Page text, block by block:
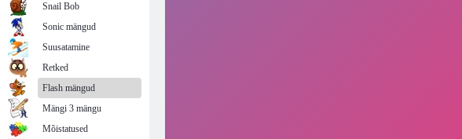
Snail Bob
Sonic mängud
Suusatamine
Retked
Flash mängud
Mängi 3 mängu
Mõistatused